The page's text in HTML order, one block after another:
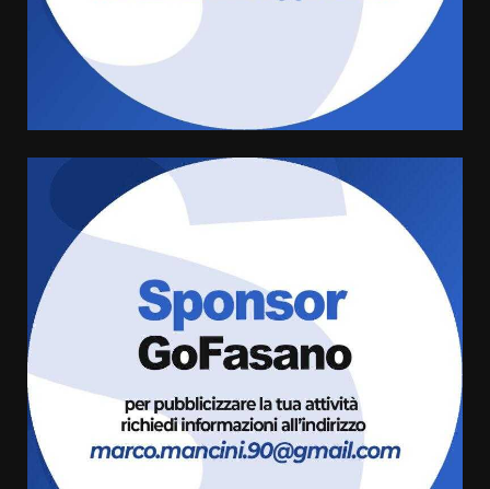
US Fasano, Scianaro: “Profonda
amarezza per esclusione dal
campionato di calcio”
Fasanese ferito a colpi di arma
da fuoco
6 Agosto 2026 18:13
Carta d’identità: continua il piano
di aperture straordinarie del
Comune di Fasano
6 Agosto 2026 14:16
Grazia Neglia, coordinatrice
cittadina di Fratelli d’Italia,
pronta a tornare in Consiglio
comunale